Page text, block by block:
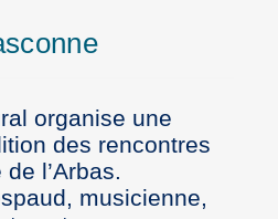
organise une
des rencontres
l’Arbas.
musicienne,